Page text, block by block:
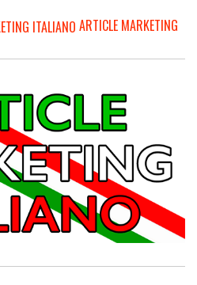
ARTICLE MARKETING